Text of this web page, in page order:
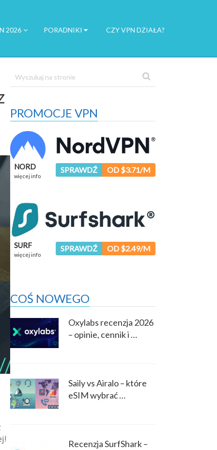
2026 PORADNIKI CZY VPN DZIAŁA?
PROMOCJE VPN
NORD
więcej info
SPRAWDŹ OD $3.71/M
SURF
więcej info
SPRAWDŹ OD $2.49/M
COŚ NOWEGO
Oxylabs recenzja 2026
– opinie, cennik i …
Saily vs Airalo – które
eSIM wybrać …
Recenzja SurfShark –